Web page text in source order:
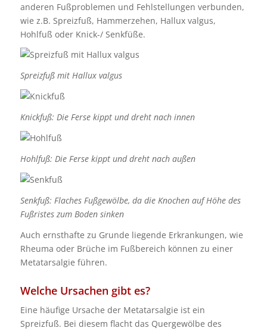
anderen Fußproblemen und Fehlstellungen verbunden,
wie z.B. Spreizfuß, Hammerzehen, Hallux valgus,
Hohlfuß oder Knick-/ Senkfüße.
Spreizfuß mit Hallux valgus
Knickfuß: Die Ferse kippt und dreht nach innen
Hohlfuß: Die Ferse kippt und dreht nach außen
Senkfuß: Flaches Fußgewölbe, da die Knochen auf Höhe des
Fußristes zum Boden sinken
Auch ernsthafte zu Grunde liegende Erkrankungen, wie
Rheuma oder Brüche im Fußbereich können zu einer
Metatarsalgie führen.
Welche Ursachen gibt es?
Eine häufige Ursache der Metatarsalgie ist ein
Spreizfuß. Bei diesem flacht das Quergewölbe des